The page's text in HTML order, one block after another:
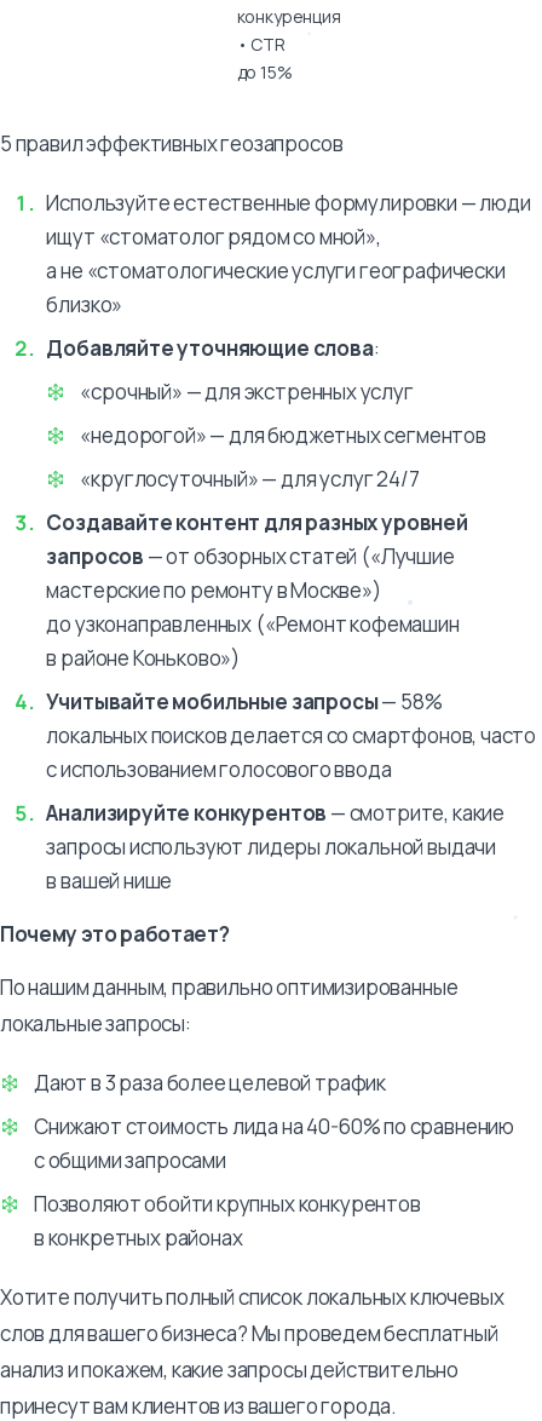
конкуренция
• CTR
до 15%
5 правил эффективных геозапросов
Используйте естественные формулировки — люди
ищут «стоматолог рядом со мной»,
а не «стоматологические услуги географически
близко»
Добавляйте уточняющие слова:
«срочный» — для экстренных услуг
«недорогой» — для бюджетных сегментов
«круглосуточный» — для услуг 24/7
Создавайте контент для разных уровней
запросов — от обзорных статей («Лучшие
мастерские по ремонту в Москве»)
до узконаправленных («Ремонт кофемашин
в районе Коньково»)
Учитывайте мобильные запросы— 58%
локальных поисков делается со смартфонов, часто
с использованием голосового ввода
Анализируйте конкурентов — смотрите, какие
запросы используют лидеры локальной выдачи
в вашей нише
Почему это работает?
По нашим данным, правильно оптимизированные
локальные запросы:
Дают в 3 раза более целевой трафик
Снижают стоимость лида на 40-60% по сравнению
с общими запросами
Позволяют обойти крупных конкурентов
в конкретных районах
Хотите получить полный список локальных ключевых
слов для вашего бизнеса? Мы проведем бесплатный
анализ и покажем, какие запросы действительно
принесут вам клиентов из вашего города.